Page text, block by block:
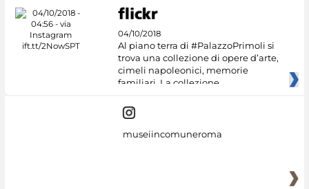
04/10/2018
Al piano terra di #PalazzoPrimoli si
trova una collezione di opere d’arte,
cimeli napoleonici, memorie
familiari. La collezione
museiincomuneroma